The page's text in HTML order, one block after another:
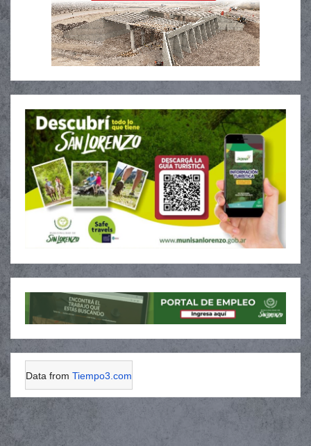
Data from Tiempo3.com